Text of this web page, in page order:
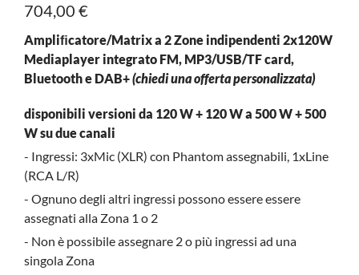
704,00 €
Ampliﬁcatore/Matrix a 2 Zone indipendenti 2x120W
Mediaplayer integrato FM, MP3/USB/TF card,
Bluetooth e DAB+(chiedi una offerta personalizzata)
disponibili versioni da 120 W + 120 W a 500 W + 500
W su due canali
- Ingressi: 3xMic (XLR) con Phantom assegnabili, 1xLine
(RCA L/R)
- Ognuno degli altri ingressi possono essere essere
assegnati alla Zona 1 o 2
- Non è possibile assegnare 2 o più ingressi ad una
singola Zona